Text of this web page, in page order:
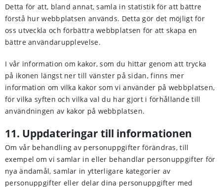
Detta för att, bland annat, samla in statistik för att bättre
förstå hur webbplatsen används. Detta gör det möjligt för
oss utveckla och förbättra webbplatsen för att skapa en
bättre användarupplevelse.
I vår information om kakor, som du hittar genom att trycka
på ikonen längst ner till vänster på sidan, finns mer
information om vilka kakor som vi använder på webbplatsen,
för vilka syften och vilka val du har gjort i förhållande till
användningen av kakor på webbplatsen.
11. Uppdateringar till informationen
Om vår behandling av personuppgifter förändras, till
exempel om vi samlar in eller behandlar personuppgifter för
nya ändamål, samlar in ytterligare kategorier av
personuppgifter eller delar dina personuppgifter med